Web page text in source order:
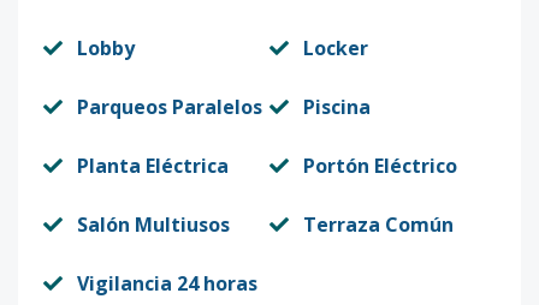
Lobby Locker
Parqueos Paralelos Piscina
Planta Eléctrica Portón Eléctrico
Salón Multiusos Terraza Común
Vigilancia 24 horas